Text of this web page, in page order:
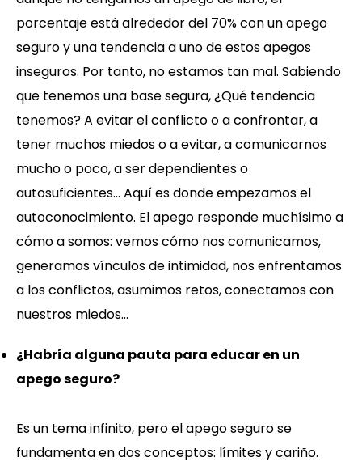
porcentaje está alrededor del 70% con un apego
seguro y una tendencia a uno de estos apegos
inseguros. Por tanto, no estamos tan mal. Sabiendo
que tenemos una base segura, ¿Qué tendencia
tenemos? A evitar el conflicto o a confrontar, a
tener muchos miedos o a evitar, a comunicarnos
mucho o poco, a ser dependientes o
autosuficientes… Aquí es donde empezamos el
autoconocimiento. El apego responde muchísimo a
cómo a somos: vemos cómo nos comunicamos,
generamos vínculos de intimidad, nos enfrentamos
a los conflictos, asumimos retos, conectamos con
nuestros miedos…
¿Habría alguna pauta para educar en un
apego seguro?
Es un tema infinito, pero el apego seguro se
fundamenta en dos conceptos: límites y cariño.